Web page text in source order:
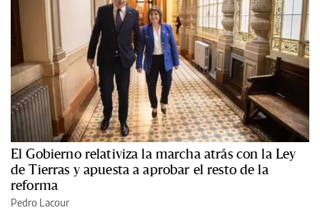
El Gobierno relativiza la marcha atrás con la Ley
de Tierras y apuesta a aprobar el resto de la
reforma
Pedro Lacour